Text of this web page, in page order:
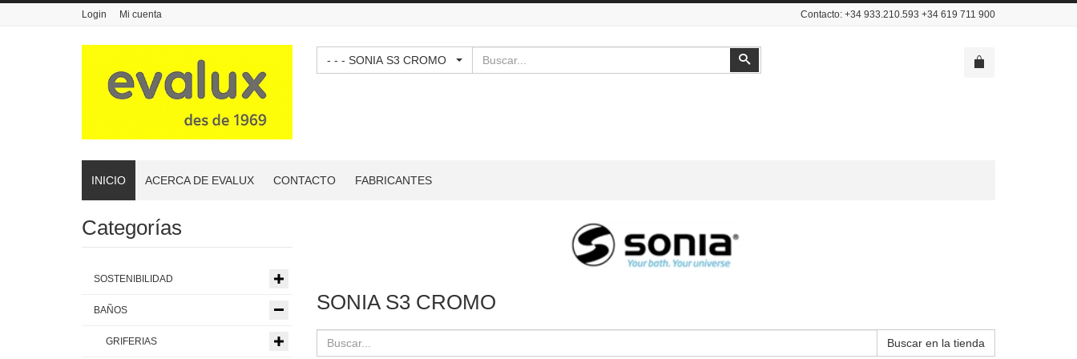
Login Mi cuenta Contacto: +34 933.210.593 +34 619 711 900
- - - SONIA S3 CROMO Buscar
INICIO ACERCA DE EVALUX CONTACTO FABRICANTES
SONIA S3 CROMO
Buscar en la tienda
Categorías
SOSTENIBILIDAD
BAÑOS
GRIFERIAS